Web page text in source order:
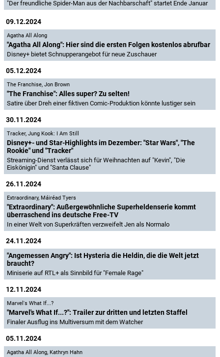
"Der freundliche Spider-Man aus der Nachbarschaft" startet Ende Januar
09.12.2024
Agatha All Along
"Agatha All Along": Hier sind die ersten Folgen kostenlos abrufbar
Disney+ bietet Schnupperangebot für neue Zuschauer
05.12.2024
The Franchise, Jon Brown
"The Franchise": Alles super? Zu selten!
Satire über Dreh einer fiktiven Comic-Produktion könnte lustiger sein
30.11.2024
Tracker, Jung Kook: I Am Still
Disney+- und Star-Highlights im Dezember: "Star Wars", "The
Rookie" und "Tracker"
Streaming-Dienst verlässt sich für Weihnachten auf "Kevin", "Die
Eiskönigin" und "Santa Clause"
26.11.2024
Extraordinary, Máiréad Tyers
"Extraordinary": Außergewöhnliche Superheldenserie kommt
überraschend ins deutsche Free-TV
In einer Welt von Superkräften verzweifelt Jen als Normalo
24.11.2024
"Angemessen Angry": Ist Hysteria die Heldin, die die Welt jetzt
braucht?
Miniserie auf RTL+ als Sinnbild für "Female Rage"
12.11.2024
Marvel's What If...?
"Marvel's What If...?": Trailer zur dritten und letzten Staffel
Finaler Ausflug ins Multiversum mit dem Watcher
05.11.2024
Agatha All Along, Kathryn Hahn